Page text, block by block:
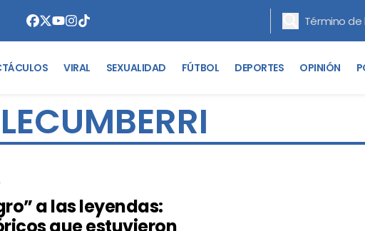
VIRAL SEXUALIDAD FÚTBOL DEPORTES OPINIÓN
a las leyendas: